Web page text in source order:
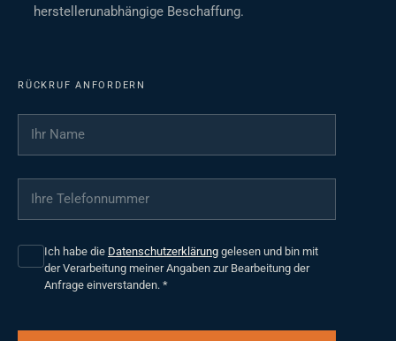
herstellerunabhängige Beschaffung.
RÜCKRUF ANFORDERN
Ihr Name
Ihre Telefonnummer
Ich habe die Datenschutzerklärung gelesen und bin mit
der Verarbeitung meiner Angaben zur Bearbeitung der
Anfrage einverstanden. *